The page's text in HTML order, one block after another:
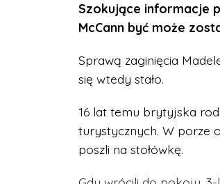
Kompetencje
dla uczniów
Poradnik szczegółowo
obszarze kompetencje
● intymnych,
Szokujące informacje
McCann być może
Sprawą zaginięcia
się wtedy stało.
16 lat temu brytyjska
turystycznych. W porze
poszli na stołówkę.